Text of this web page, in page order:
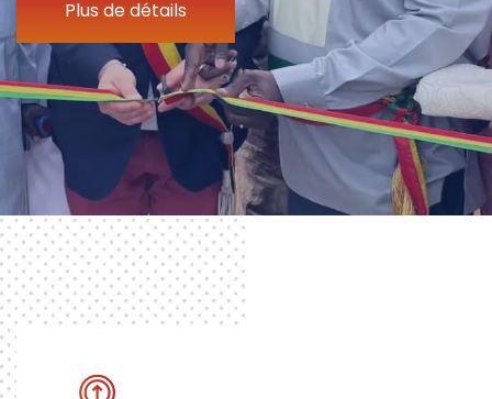
Plus de détails